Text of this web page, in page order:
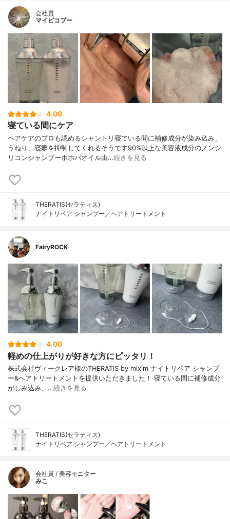
会社員
マイピコブー
4.00
寝ている間にケア
ヘアケアのプロも認めるシャントリ寝ている間に補修成分が染み込み、
うねり、寝癖を抑制してくれるそうです90%以上な美容液成分のノンシ
リコンシャンプーホホバオイル由…続きを見る
THERATIS(セラティス)
ナイトリペア シャンプー／ヘアトリートメント
FairyROCK
4.00
軽めの仕上がりが好きな方にピッタリ！
株式会社ヴィークレア様のTHERATIS by mixim ナイトリペア シャンプ
ー&ヘアトリートメントを提供いただきました！ 寝ている間に補修成分
がしみ込み、…続きを見る
THERATIS(セラティス)
ナイトリペア シャンプー／ヘアトリートメント
会社員 / 美容モニター
みこ